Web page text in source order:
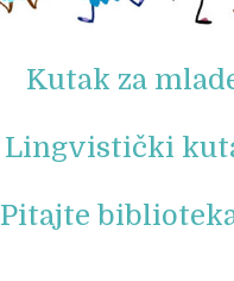
Kutak za
Lingvistički
Pitajte